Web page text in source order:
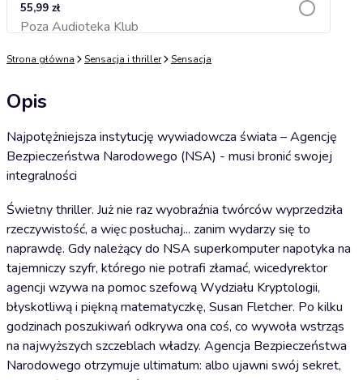
55,99 zł
Poza Audioteka KlubDodaj do koszyka
Strona główna Sensacja i thriller Sensacja
Opis
Najpotężniejsza instytucję wywiadowcza świata – Agencję
Bezpieczeństwa Narodowego (NSA) - musi bronić swojej
integralności
Świetny thriller. Już nie raz wyobraźnia twórców wyprzedziła
rzeczywistość, a więc posłuchaj... zanim wydarzy się to
naprawdę. Gdy należący do NSA superkomputer napotyka na
tajemniczy szyfr, którego nie potrafi złamać, wicedyrektor
agencji wzywa na pomoc szefową Wydziału Kryptologii,
błyskotliwą i piękną matematyczkę, Susan Fletcher. Po kilku
godzinach poszukiwań odkrywa ona coś, co wywoła wstrząs
na najwyższych szczeblach władzy. Agencja Bezpieczeństwa
Narodowego otrzymuje ultimatum: albo ujawni swój sekret,